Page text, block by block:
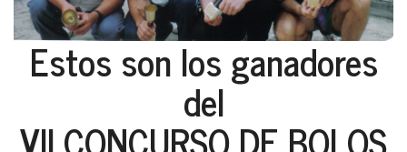
Estos son los ganadores
del